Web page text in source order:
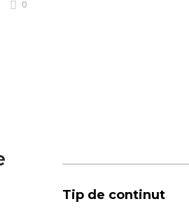
0
Tip de continut